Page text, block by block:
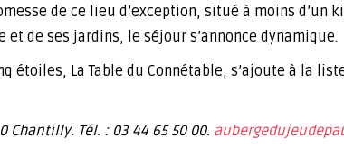
de ce lieu d’exception, situé à moins
de ses jardins, le séjour s’annonce dynamique.
étoiles, La Table du Connétable, s’ajoute à la
Chantilly. Tél. : 03 44 65 50 00.